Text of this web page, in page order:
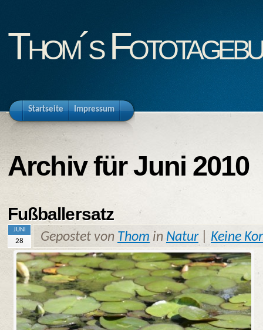
Thom´s
Startseite Impressum
Archiv für Juni 2010
Fußballersatz
JUNI
28 Gepostet von Thom in Natur| Keine